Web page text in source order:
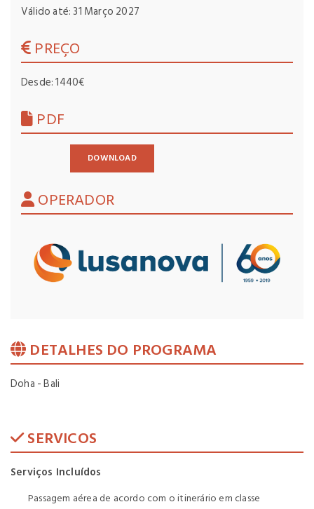
Válido até: 31 Março 2027
PREÇO
Desde: 1440€
PDF
DOWNLOAD
OPERADOR
DETALHES DO PROGRAMA
Doha - Bali
SERVICOS
Serviços Incluídos
Passagem aérea de acordo com o itinerário em classe